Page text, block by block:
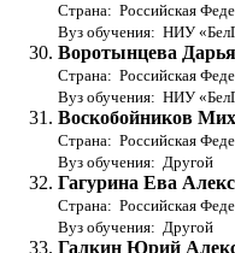
Страна: Российская
Вуз обучения: НИУ
Воротынцева
Страна: Российская
Вуз обучения: НИУ
Воскобойников
Страна: Российская
Вуз обучения: Другой
Гагурина Ева
Страна: Российская
Вуз обучения: Другой
Галкин Юрий